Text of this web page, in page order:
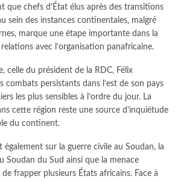
que chefs d’État élus après des transitions
sein des instances continentales, malgré
marque une étape importante dans la
avec l’organisation panafricaine.
celle du président de la RDC, Félix
combats persistants dans l’est de son pays
les plus sensibles à l’ordre du jour. La
cette région reste une source d’inquiétude
du continent.
également sur la guerre civile au Soudan, la
Soudan du Sud ainsi que la menace
frapper plusieurs États africains. Face à